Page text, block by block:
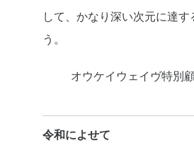
して、かなり深い次元に達す
う。
オウケイウェイヴ特
令和によせて